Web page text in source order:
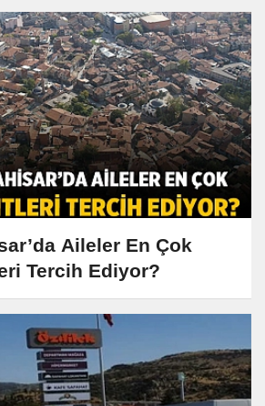
Aileler En Çok
Tercih Ediyor?